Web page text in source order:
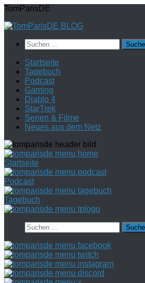
Zum
springen
TomParisDE
Suchen
nach:
Startseite
Tagebuch
Podcast
Gaming
Diablo 4
StarTrek
Serien & Filme
Neues aus dem Netz
Startseite
Podcast
Tagebuch
Suchen
nach: